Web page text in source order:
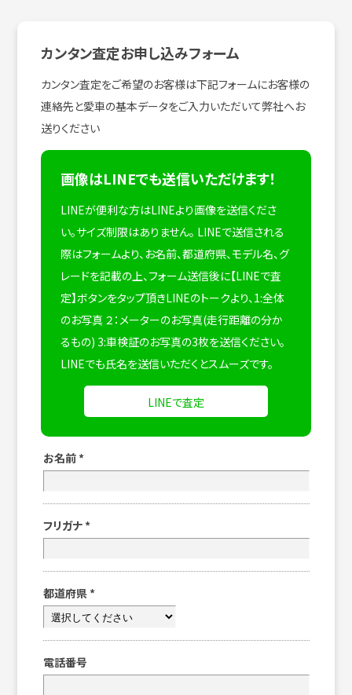
カンタン査定お申し込みフォーム
カンタン査定をご希望のお客様は下記フォームにお客様の
連絡先と愛車の基本データをご入力いただいて弊社へお
送りください
画像はLINEでも送信いただけます！
LINEが便利な方はLINEより画像を送信くださ
い。サイズ制限はありません。 LINEで送信される
際はフォームより、お名前、都道府県、モデル名、グ
レードを記載の上、フォーム送信後に【LINEで査
定】ボタンをタップ頂きLINEのトークより、1:全体
のお写真 ２：メーターのお写真(走行距離の分か
るもの) 3:車検証のお写真の3枚を送信ください。
LINEでも氏名を送信いただくとスムーズです。
LINEで査定
お名前 *
フリガナ *
都道府県 *
電話番号